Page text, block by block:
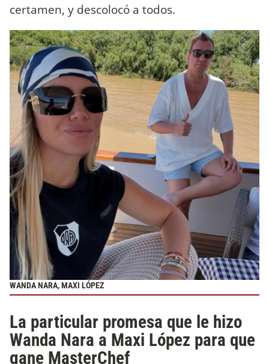
certamen, y descolocó a todos.
WANDA NARA, MAXI LÓPEZ
La particular promesa que le hizo
Wanda Nara a Maxi López para que
gane MasterChef